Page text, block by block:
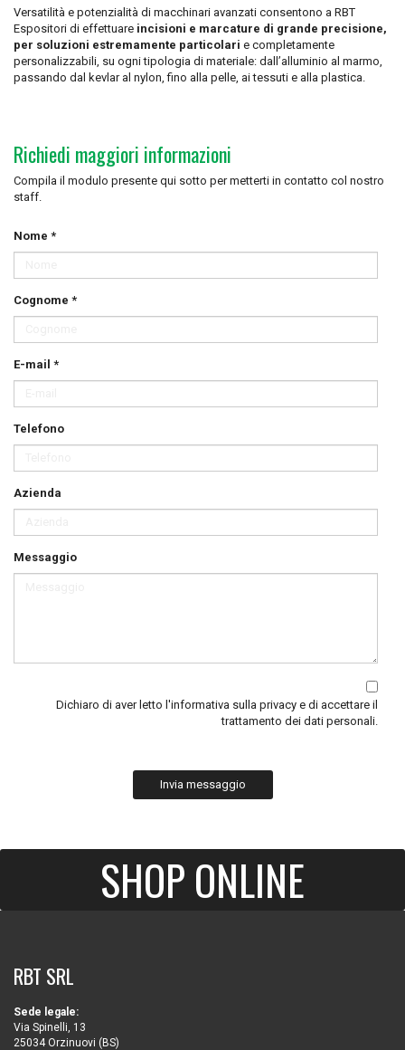
Versatilità e potenzialità di macchinari avanzati consentono a RBT
Espositori di effettuare incisioni e marcature di grande precisione,
per soluzioni estremamente particolari e completamente
personalizzabili, su ogni tipologia di materiale: dall’alluminio al marmo,
passando dal kevlar al nylon, fino alla pelle, ai tessuti e alla plastica.
Richiedi maggiori informazioni
Compila il modulo presente qui sotto per metterti in contatto col nostro
staff.
Nome *
Cognome *
E-mail *
Telefono
Azienda
Messaggio
Dichiaro di aver letto l'informativa sulla privacy e di accettare il
trattamento dei dati personali.
Invia messaggio
SHOP ONLINE
RBT SRL
Sede legale:
Via Spinelli, 13
25034 Orzinuovi (BS)